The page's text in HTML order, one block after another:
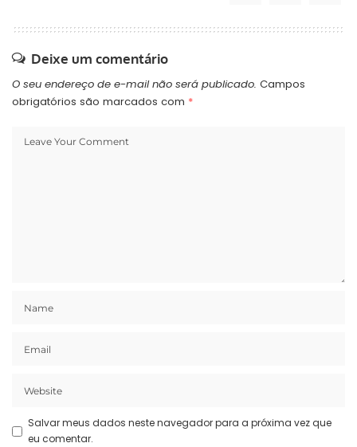
Deixe um comentário
O seu endereço de e-mail não será publicado. Campos
obrigatórios são marcados com *
Salvar meus dados neste navegador para a próxima vez que
eu comentar.